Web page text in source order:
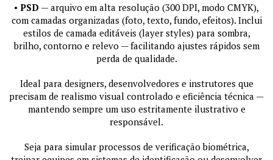
• PSD — arquivo em alta resolução (300 DPI, modo CMYK),
com camadas organizadas (foto, texto, fundo, efeitos). Inclui
estilos de camada editáveis (layer styles) para sombra,
brilho, contorno e relevo — facilitando ajustes rápidos sem
perda de qualidade.
Ideal para designers, desenvolvedores e instrutores que
precisam de realismo visual controlado e eficiência técnica —
mantendo sempre um uso estritamente ilustrativo e
responsável.
Seja para simular processos de verificação biométrica,